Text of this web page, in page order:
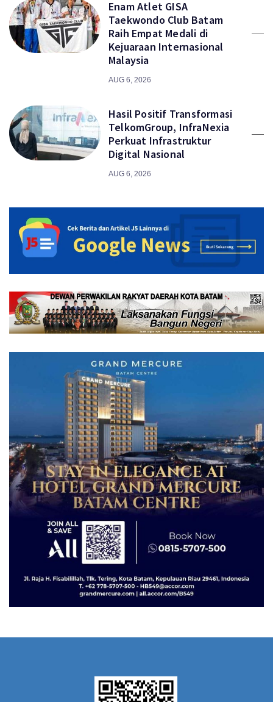
Enam Atlet GISA
Taekwondo Club Batam
Raih Empat Medali di
Kejuaraan Internasional
Malaysia
AUG 6, 2026
Hasil Positif Transformasi
TelkomGroup, InfraNexia
Perkuat Infrastruktur
Digital Nasional
AUG 6, 2026